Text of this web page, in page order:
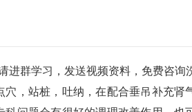
进群学习，发送视频资料，免费咨询
，站桩，吐纳，在配合垂吊补充肾